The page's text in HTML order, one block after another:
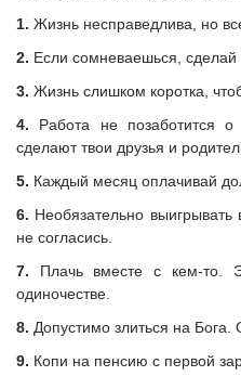
1. Жизнь несправедлива, но
2. Если сомневаешься,
3. Жизнь слишком коротка,
4. Работа не позаботится
сделают твои друзья и
5. Каждый месяц оплачивай
6. Необязательно
не согласись.
7. Плачь вместе с кем-то.
одиночестве.
8. Допустимо злиться на Бога.
9. Копи на пенсию с первой